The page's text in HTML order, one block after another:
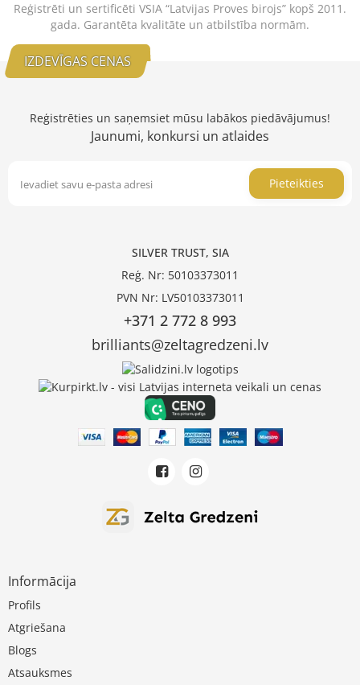
Reģistrēti un sertificēti VSIA “Latvijas Proves birojs” kopš 2011.
gada. Garantēta kvalitāte un atbilstība normām.
IZDEVĪGAS CENAS
Reģistrēties un saņemsiet mūsu labākos piedāvājumus!
Jaunumi, konkursi un atlaides
Pieteikties
SILVER TRUST, SIA
Reģ. Nr: 50103373011
PVN Nr: LV50103373011
+371 2 772 8 993
brilliants@zeltagredzeni.lv
Informācija
Profils
Atgriešana
Blogs
Atsauksmes